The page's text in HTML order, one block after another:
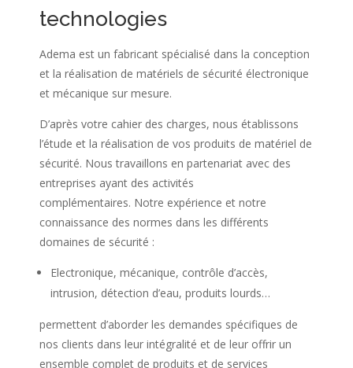
technologies
Adema est un fabricant spécialisé dans la conception
et la réalisation de matériels de sécurité électronique
et mécanique sur mesure.
D’après votre cahier des charges, nous établissons
l’étude et la réalisation de vos produits de matériel de
sécurité. Nous travaillons en partenariat avec des
entreprises ayant des activités
complémentaires. Notre expérience et notre
connaissance des normes dans les différents
domaines de sécurité :
Electronique, mécanique, contrôle d’accès,
intrusion, détection d’eau, produits lourds…
permettent d’aborder les demandes spécifiques de
nos clients dans leur intégralité et de leur offrir un
ensemble complet de produits et de services